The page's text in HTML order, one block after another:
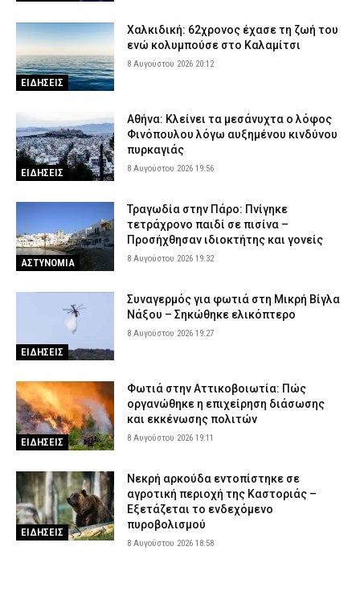
ΕΙΔΗΣΕΙΣ
Χαλκιδική: 62χρονος έχασε τη ζωή του
ενώ κολυμπούσε στο Καλαμίτσι
8 Αυγούστου 2026 20:12
ΕΙΔΗΣΕΙΣ
Αθήνα: Κλείνει τα μεσάνυχτα ο λόφος
Φινόπουλου λόγω αυξημένου κινδύνου
πυρκαγιάς
8 Αυγούστου 2026 19:56
ΑΣΤΥΝΟΜΙΑ
Τραγωδία στην Πάρο: Πνίγηκε
τετράχρονο παιδί σε πισίνα –
Προσήχθησαν ιδιοκτήτης και γονείς
8 Αυγούστου 2026 19:32
ΕΙΔΗΣΕΙΣ
Συναγερμός για φωτιά στη Μικρή Βίγλα
Νάξου – Σηκώθηκε ελικόπτερο
8 Αυγούστου 2026 19:27
ΕΙΔΗΣΕΙΣ
Φωτιά στην Αττικοβοιωτία: Πώς
οργανώθηκε η επιχείρηση διάσωσης
και εκκένωσης πολιτών
8 Αυγούστου 2026 19:11
ΕΙΔΗΣΕΙΣ
Νεκρή αρκούδα εντοπίστηκε σε
αγροτική περιοχή της Καστοριάς –
Εξετάζεται το ενδεχόμενο
πυροβολισμού
8 Αυγούστου 2026 18:58